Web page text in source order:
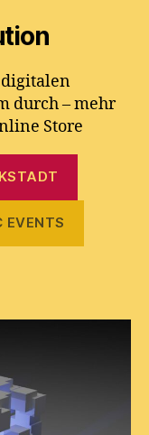
digitalen
durch – mehr
Store
EVENTS